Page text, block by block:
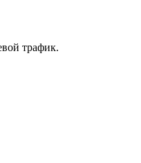
трафик.